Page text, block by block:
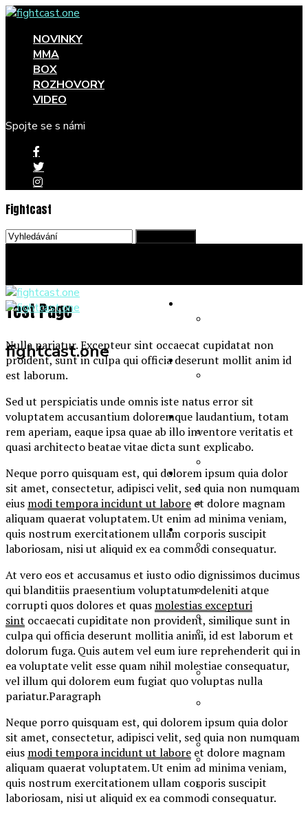
NOVINKY
MMA
BOX
ROZHOVORY
VIDEO
Spojte se s námi
Fightcast
fightcast.one
Fight Cast #14 –
Kryšfot Novák:
Měli mě za
psychopata. A co
doping?
FightCast #4 –
Miroslav Brož o
odchodu z
Oktagonu, hokeji,
stavech úzkosti i
Čtyři konvice a
pět set tuňáků.
Karlos Vémola o
vězení: Žil jsem
jako král.
FightCast #3 –
Karlos Vémola o
nejtěžším
momentu v životě,
konci kariéry a
bitkách v Londýně
MMA
FightCast #4 –
Miroslav Brož o
odchodu z
Oktagonu, hokeji,
vymáhání peněz
Čtyři konvice a
pět set tuňáků.
Karlos Vémola o
vězení: Žil jsem
jako král.
FightCast #3 –
Karlos Vémola o
nejtěžším
momentu v životě,
bitkách v Londýně
Kníže o
Muradovovi:
Bohužel na něj
BOX
Joshua: Boxerská
superhvězda na
kraji zapomnění?
ROZHOVORY
Fight Cast #14 –
Kryšfot Novák:
Love Island byl ráj,
který dal zabrat.
Měli mě za
psychopata. A co
doping?
FightCast #4 –
Miroslav Brož o
odchodu z
stavech úzkosti i
vymáhání peněz
Čtyři konvice a
pět set tuňáků.
VIDEO
FightCast #4 –
Miroslav Brož o
odchodu z
Oktagonu, hokeji,
stavech úzkosti i
vymáhání peněz
Karlos Vémola o
vězení: Žil jsem
jako král.
Test Page
Nulla pariatur. Excepteur sint occaecat cupidatat non
proident, sunt in culpa qui officia deserunt mollit anim id
est laborum.
Sed ut perspiciatis unde omnis iste natus error sit
voluptatem accusantium doloremque laudantium, totam
rem aperiam, eaque ipsa quae ab illo inventore veritatis et
quasi architecto beatae vitae dicta sunt explicabo.
Neque porro quisquam est, qui dolorem ipsum quia dolor
sit amet, consectetur, adipisci velit, sed quia non numquam
eius modi tempora incidunt ut labore et dolore magnam
aliquam quaerat voluptatem. Ut enim ad minima veniam,
quis nostrum exercitationem ullam corporis suscipit
laboriosam, nisi ut aliquid ex ea commodi consequatur.
At vero eos et accusamus et iusto odio dignissimos ducimus
qui blanditiis praesentium voluptatum deleniti atque
corrupti quos dolores et quas molestias excepturi
sint occaecati cupiditate non provident, similique sunt in
culpa qui officia deserunt mollitia animi, id est laborum et
dolorum fuga. Quis autem vel eum iure reprehenderit qui in
ea voluptate velit esse quam nihil molestiae consequatur,
vel illum qui dolorem eum fugiat quo voluptas nulla
pariatur.Paragraph
Neque porro quisquam est, qui dolorem ipsum quia dolor
sit amet, consectetur, adipisci velit, sed quia non numquam
eius modi tempora incidunt ut labore et dolore magnam
aliquam quaerat voluptatem. Ut enim ad minima veniam,
quis nostrum exercitationem ullam corporis suscipit
laboriosam, nisi ut aliquid ex ea commodi consequatur.